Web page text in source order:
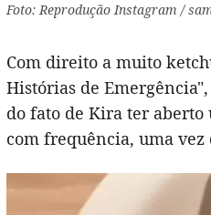
Foto: Reprodução Instagram /
Com direito a muito
Histórias de
do fato de Kira ter
com frequência, uma vez